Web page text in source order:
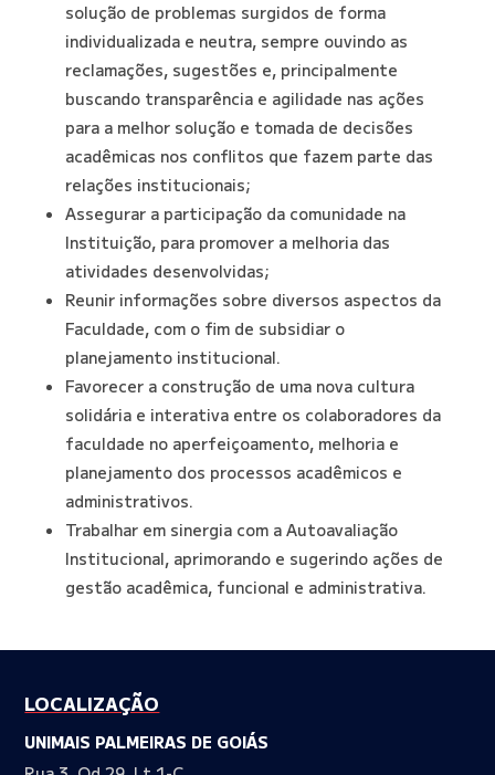
solução de problemas surgidos de forma
individualizada e neutra, sempre ouvindo as
reclamações, sugestões e, principalmente
buscando transparência e agilidade nas ações
para a melhor solução e tomada de decisões
acadêmicas nos conflitos que fazem parte das
relações institucionais;
Assegurar a participação da comunidade na
Instituição, para promover a melhoria das
atividades desenvolvidas;
Reunir informações sobre diversos aspectos da
Faculdade, com o fim de subsidiar o
planejamento institucional.
Favorecer a construção de uma nova cultura
solidária e interativa entre os colaboradores da
faculdade no aperfeiçoamento, melhoria e
planejamento dos processos acadêmicos e
administrativos.
Trabalhar em sinergia com a Autoavaliação
Institucional, aprimorando e sugerindo ações de
gestão acadêmica, funcional e administrativa.
LOCALIZAÇÃO
UNIMAIS PALMEIRAS DE GOIÁS